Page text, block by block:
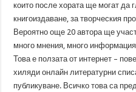
които после хората ще могат да
книгоиздаване, за творческия
Вероятно още 20 автора ще
много мнения, много информация
Това е ползата от интернет –
хиляди онлайн литературни
публикуване. Всичко това са